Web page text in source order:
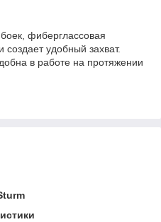
фиберглассовая
создает удобный захват.
в работе на протяжении